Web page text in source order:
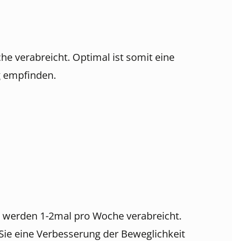
verabreicht. Optimal ist somit eine
empfinden.
1-2mal pro Woche verabreicht.
eine Verbesserung der Beweglichkeit